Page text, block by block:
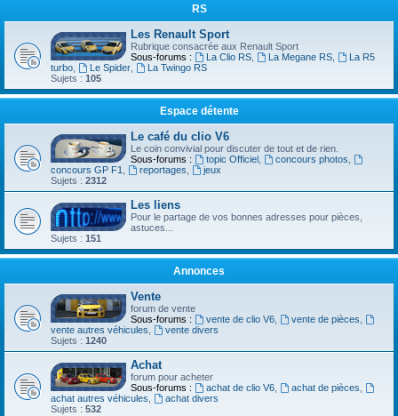
RS
Les Renault Sport
Rubrique consacrée aux Renault Sport
Sous-forums :
La Clio RS, La Megane RS,
La R5
turbo, Le Spider,
La Twingo RS
Sujets : 105
Espace détente
Le café du clio V6
Le coin convivial pour discuter de tout et de rien.
Sous-forums :
topic Officiel , concours photos,
concours GP F1, reportages,
jeux
Sujets : 2312
Les liens
Pour le partage de vos bonnes adresses pour pièces,
astuces...
Sujets : 151
Annonces
Vente
forum de vente
Sous-forums :
vente de clio V6, vente de pièces,
vente autres véhicules,
vente divers
Sujets : 1240
Achat
forum pour acheter
Sous-forums :
achat de clio V6, achat de pièces,
achat autres véhicules,
achat divers
Sujets : 532